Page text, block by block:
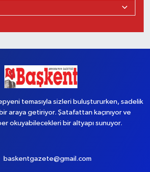
temasıyla sizleri buluştururken, sadelik
araya getiriyor. Şatafattan kaçınıyor ve
okuyabilecekleri bir altyapı sunuyor.
baskentgazete@gmail.com